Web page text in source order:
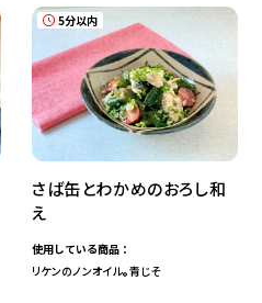
5分以内
さば缶とわかめのおろし和
え
使用している商品：
リケンのノンオイル®青じそ